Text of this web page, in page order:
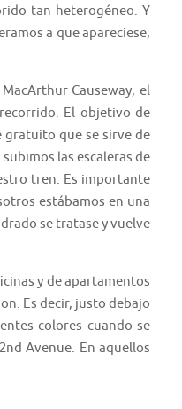
tan heterogéneo. Y
a que apareciese,
Causeway, el
El objetivo de
gratuito que se sirve de
las escaleras de
tren. Es importante
estábamos en una
se tratase y vuelve
y de apartamentos
Es decir, justo debajo
colores cuando se
Avenue. En aquellos